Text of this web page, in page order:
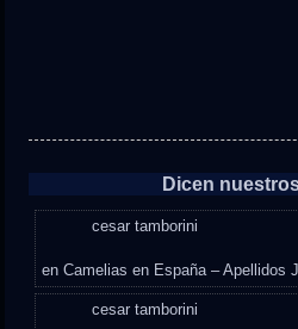
Dicen
cesar tamborini
enCamelias en España – Apellidos
cesar tamborini